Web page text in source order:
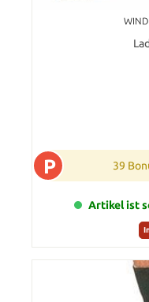
P 39
Artikel ist